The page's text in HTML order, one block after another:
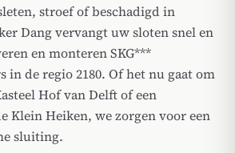
stroef of beschadigd in
Dang vervangt uw sloten snel en
en monteren SKG***
de regio 2180. Of het nu gaat om
Hof van Delft of een
Klein Heiken, we zorgen voor een
sluiting.